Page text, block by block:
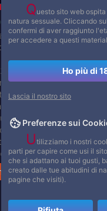
di non
compaiono su questo
anni.
2257 Record-Keeping
Affaritaliani, prima di
compie tutte le
il libero regime di
o altri diritti esclusivi di
eventuali errori
scriveteci:
del materiale lesivo
di Sesso VivoCam. 2014
Questo sito web
natura sessuale. Cliccando
confermi di aver raggiunto
per accedere a questi
Ho più di
Lascia il nostro sito
Preferenze sui
Utilizziamo i nostri
parti per capire come usi il
che si adattano ai tuoi gusti,
creato dalle tue abitudini di
pagine che visiti).